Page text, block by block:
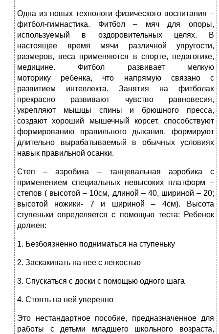
Одна из новых технологи физического воспитания –
фитбол-гимнастика. Фитбол – мяч для опоры,
используемый в оздоровительных целях. В
настоящее время мячи различной упругости,
размеров, веса применяются в спорте, педагогике,
медицине. Фитбол развивает мелкую
моторику ребенка, что напрямую связано с
развитием интеллекта. Занятия на фитболах
прекрасно развивают чувство равновесия,
укрепляют мышцы спины и брюшного пресса,
создают хороший мышечный корсет, способствуют
формированию правильного дыхания, формируют
длительно вырабатываемый в обычных условиях
навык правильной осанки.
Степ – аэробика – танцевальная аэробика с
применением специальных невысоких платформ –
степов ( высотой – 10см, длиной – 40, шириной – 20;
высотой ножики- 7 и шириной – 4см). Высота
ступеньки определяется с помощью теста: Ребенок
должен:
1. Безбоязненно подниматься на ступеньку
2. Заскакивать на нее с легкостью
3. Спускаться с доски с помощью одного шага
4. Стоять на ней уверенно
Это нестандартное пособие, предназначенное для
работы с детьми младшего школьного возраста,